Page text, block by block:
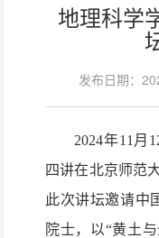
地理科学
发布日期：
2024年1 1 月1
四讲在北京师范
此次讲坛邀请中
院士，以“黄土